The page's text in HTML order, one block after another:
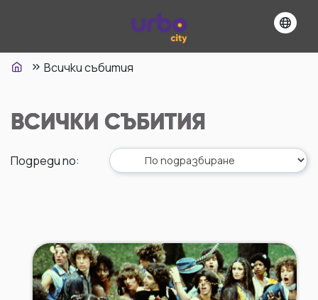
Всички събития
ВСИЧКИ СЪБИТИЯ
Подреди по: